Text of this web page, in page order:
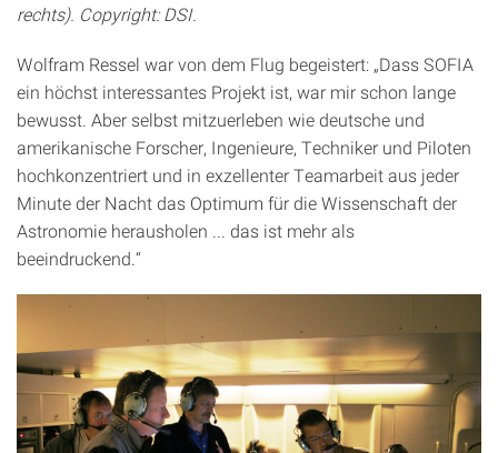
rechts). Copyright: DSI.
Wolfram Ressel war von dem Flug begeistert: „Dass SOFIA
ein höchst interessantes Projekt ist, war mir schon lange
bewusst. Aber selbst mitzuerleben wie deutsche und
amerikanische Forscher, Ingenieure, Techniker und Piloten
hochkonzentriert und in exzellenter Teamarbeit aus jeder
Minute der Nacht das Optimum für die Wissenschaft der
Astronomie herausholen ... das ist mehr als
beeindruckend.“